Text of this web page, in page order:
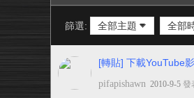
篩選: 全部主題 全部
[轉貼] 下載YouTube
pifapishawn 2010-9-5 發